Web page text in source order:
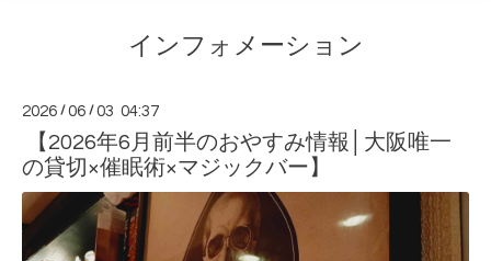
インフォメーション
2026 /06 /03 04:37
【2026年6月前半のおやすみ情報│大阪唯一
の貸切×催眠術×マジックバー】